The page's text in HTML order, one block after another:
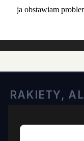
RAKIETY,